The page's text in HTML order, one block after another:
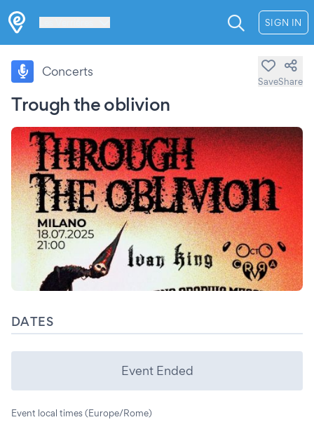
SIGN IN
Trough the oblivion
Concerts
SaveShare
DATES
Event Ended
Event local times (Europe/Rome)